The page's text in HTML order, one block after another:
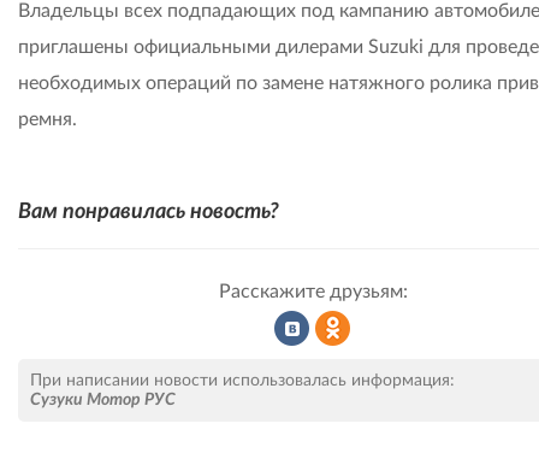
Владельцы всех подпадающих под кампанию
приглашены официальными дилерами Suzuki для
необходимых операций по замене натяжного ролика
ремня.
Вам понравилась новость?
Расскажите друзьям:
При написании новости использовалась информация:
Сузуки Мотор РУС